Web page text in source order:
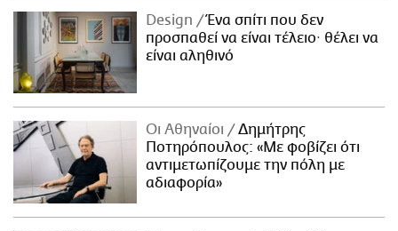
Design
Ένα σπίτι που δεν
προσπαθεί να είναι τέλειο· θέλει να
είναι αληθινό
Οι Αθηναίοι
Δημήτρης
Ποτηρόπουλος: «Με φοβίζει ότι
αντιμετωπίζουμε την πόλη με
αδιαφορία»